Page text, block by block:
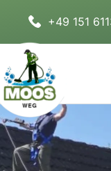
+49 151